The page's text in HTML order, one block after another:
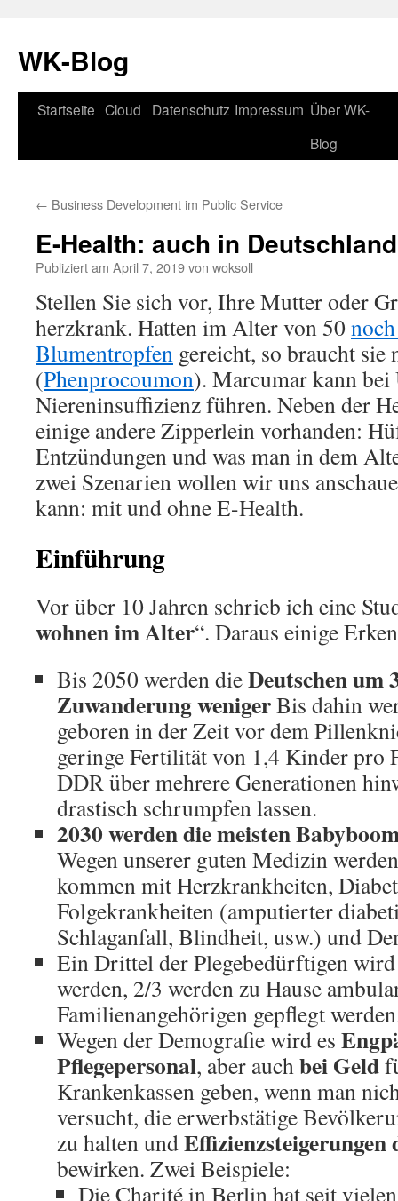
WK-Blog
Springe
Startseite Cloud Datenschutz Impressum Über WK-
Blog
← Business Development im Public Service
E-Health: auch in
Publiziert am April 7, 2019von woksoll
Stellen Sie sich vor, Ihre Mutter oder
herzkrank. Hatten im Alter von 50
Blumentropfen gereicht, so braucht sie
(Phenprocoumon). Marcumar kann
Niereninsuffizienz führen. Neben der
einige andere Zipperlein vorhanden:
Entzündungen und was man in dem
zwei Szenarien wollen wir uns
kann: mit und ohne E-Health.
Einführung
Vor über 10 Jahren schrieb ich eine
wohnen im Alter“. Daraus einige
Bis 2050 werden dieDeutschen um
Zuwanderung wenigerBis dahin
geboren in der Zeit vor dem
geringe Fertilität von 1,4 Kinder pro
DDR über mehrere Generationen
drastisch schrumpfen lassen.
2030 werden die meisten
Wegen unserer guten Medizin
kommen mit Herzkrankheiten,
Folgekrankheiten (amputierter
Schlaganfall, Blindheit, usw.) und
Ein Drittel der Plegebedürftigen
werden, 2/3 werden zu Hause
Familienangehörigen gepflegt
Wegen der Demografie wird es
Pflegepersonal, aber auchbei Geld
Krankenkassen geben, wenn man
versucht, die erwerbstätige
zu halten und
bewirken. Zwei Beispiele:
Die Charité in Berlin hat seit